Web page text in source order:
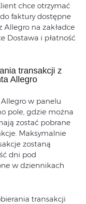
chce otrzymać
faktury dostępne
na zakładce
Dostawa i płatność
transakcji z
Allegro
w panelu
pole, gdzie można
zostać pobrane
Maksymalnie
zostaną
dni pod
w dziennikach
transakcji